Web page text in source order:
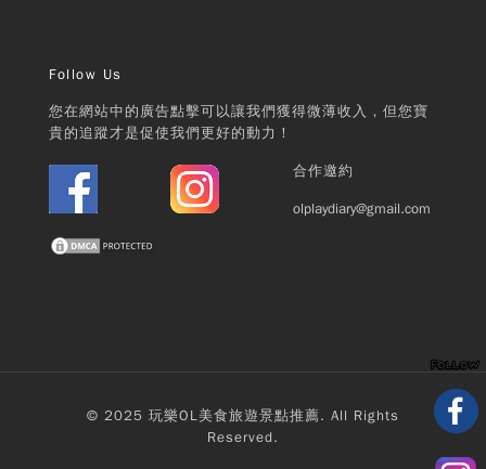
Follow Us
您在網站中的廣告點擊可以讓我們獲得微薄收入，但您寶
貴的追蹤才是促使我們更好的動力！
合作邀約
olplaydiary@gmail.com
© 2025 玩樂OL美食旅遊景點推薦. All Rights
Reserved.